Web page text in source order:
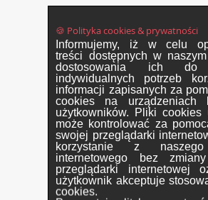
🍪 Polityka cookies & prywatności
Informujemy, iż w celu
treści dostępnych w
dostosowania ich do
indywidualnych potrzeb
informacji zapisanych za
cookies na urządzeniach
użytkowników. Pliki cookies
może kontrolować za
swojej przeglądarki
korzystanie z
internetowego bez
przeglądarki internetowej
użytkownik akceptuje
cookies.